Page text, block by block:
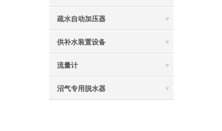
疏水自动加压器
供补水装置设备
流量计
沼气专用脱水器